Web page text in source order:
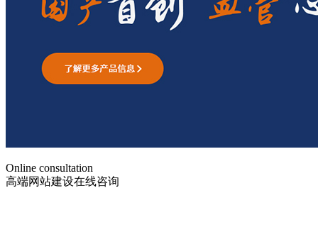
Online consultation
高端网站建设在线咨询